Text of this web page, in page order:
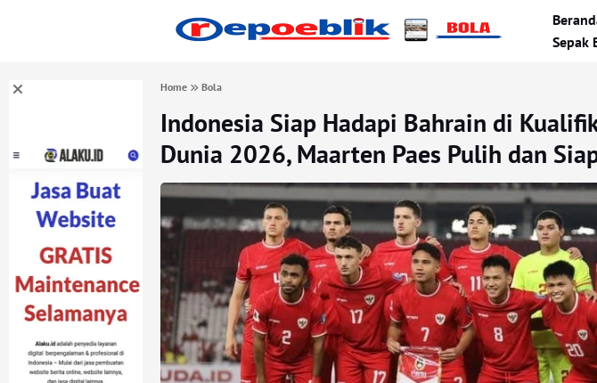
Sepak
Home Bola
Indonesia Siap Hadapi Bahrain di
Dunia 2026, Maarten Paes Pulih dan